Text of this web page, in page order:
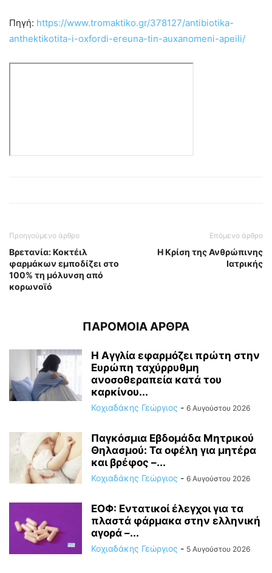
Πηγή: https://www.tromaktiko.gr/378127/antibiotika-
anthektikotita-i-oxfordi-ereuna-tin-auxanomeni-apeili/
Προηγούμενο άρθρο
Βρετανία: Κοκτέιλ
φαρμάκων εμποδίζει στο
100% τη μόλυνση από
κορωνοϊό
Επόμενο άρθρο
Η Κρίση της Ανθρώπινης
Ιατρικής
ΠΑΡΟΜΟΙΑ ΑΡΘΡΑ
Η Αγγλία εφαρμόζει πρώτη στην
Ευρώπη ταχύρρυθμη
ανοσοθεραπεία κατά του
καρκίνου...
Κοχιαδάκης Γεώργιος - 6 Αυγούστου 2026
Παγκόσμια Εβδομάδα Μητρικού
Θηλασμού: Τα οφέλη για μητέρα
και βρέφος –...
Κοχιαδάκης Γεώργιος - 6 Αυγούστου 2026
ΕΟΦ: Εντατικοί έλεγχοι για τα
πλαστά φάρμακα στην ελληνική
αγορά –...
Κοχιαδάκης Γεώργιος - 5 Αυγούστου 2026